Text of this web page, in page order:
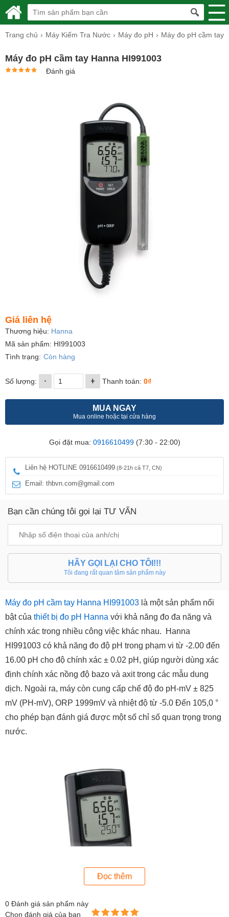
Trang chủ Máy Kiểm Tra Nước Máy đo pH Máy đo pH cầm tay
Máy đo pH cầm tay Hanna HI991003
Đánh giá
Giá liên hệ
Thương hiệu: Hanna
Mã sản phẩm: HI991003
Tình trạng: Còn hàng
Số lượng: - + Thanh toán: 0₫
MUA NGAY
Mua online hoặc tại cửa hàng
Gọi đặt mua: 0916610499(7:30 - 22:00)
Liên hệ HOTLINE 0916610499 (8-21h cả T7, CN)
Email: thbvn.com@gmail.com
Bạn cần chúng tôi gọi lại TƯ VẤN
HÃY GỌI LẠI CHO TÔI!!!
Tôi đang rất quan tâm sản phẩm này
Máy đo pH cầm tay Hanna HI991003 là một sản phẩm nổi
bật của thiết bị đo pH Hanna với khả năng đo đa năng và
chính xác trong nhiều công việc khác nhau. Hanna
HI991003 có khả năng đo độ pH trong phạm vi từ -2.00 đến
16.00 pH cho độ chính xác ± 0.02 pH, giúp người dùng xác
định chính xác nồng độ bazo và axit trong các mẫu dung
dịch. Ngoài ra, máy còn cung cấp chế độ đo pH-mV ± 825
mV (PH-mV), ORP 1999mV và nhiệt độ từ -5.0 Đến 105,0 °
cho phép bạn đánh giá được một số chỉ số quan trọng trong
nước.
Đọc thêm
0 Đánh giá sản phẩm này
Chọn đánh giá của bạn